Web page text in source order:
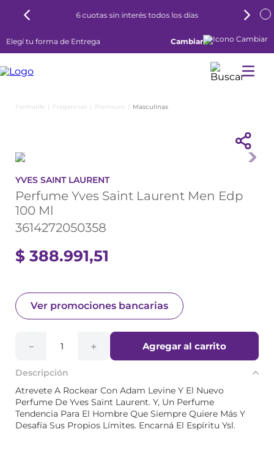
6 cuotas sin interés todos los días
Elegí tu forma de Entrega Cambiar
Fragancias Premium Masculinas
YVES SAINT LAURENT
Perfume Yves Saint Laurent Men Edp
100 Ml
3614272050358
$ 388.991,51
Ver promociones bancarias
＋
－ Agregar al carrito
Descripción
Atrevete A Rockear Con Adam Levine Y El Nuevo
Perfume De Yves Saint Laurent. Y, Un Perfume
Tendencia Para El Hombre Que Siempre Quiere Más Y
Desafía Sus Propios Límites. Encarná El Espíritu Ysl.